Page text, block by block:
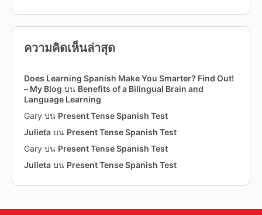
ความคิดเห็นล่าสุด
Does Learning Spanish Make You Smarter? Find Out!
– My Blog บน Benefits of a Bilingual Brain and
Language Learning
Gary บน Present Tense Spanish Test
Julieta บน Present Tense Spanish Test
Gary บน Present Tense Spanish Test
Julieta บน Present Tense Spanish Test